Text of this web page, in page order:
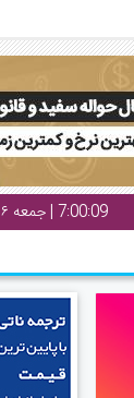
7:00:10 | جمعه ۱۶ مرداد ۱۴۰۵ | Friday 7 August 2026